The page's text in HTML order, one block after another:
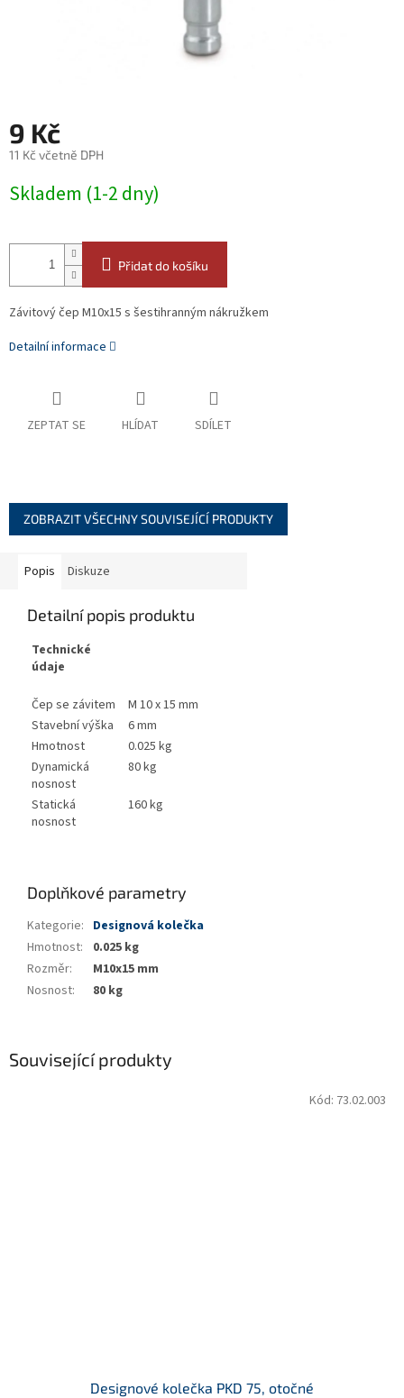
9 Kč
11 Kč včetně DPH
cena:
Skladem (1-2 dny)
Přidat do košíku
Závitový čep M10x15 s šestihranným nákružkem
Detailní informace
ZEPTAT SE HLÍDAT SDÍLET
Související produkty
Designové kolečka PKD 75, otočné
Kód: 73.02.003
ZOBRAZIT VŠECHNY SOUVISEJÍCÍ PRODUKTY
Popis Diskuze
Detailní popis produktu
Technické
údaje
Čep se závitem
M 10 x 15 mm
Stavební výška
6 mm
Hmotnost
0.025 kg
Dynamická
nosnost
80 kg
Statická
nosnost
160 kg
Doplňkové parametry
Kategorie: Designová kolečka
Hmotnost:
0.025 kg
Rozměr:
M10x15 mm
Nosnost: 80 kg